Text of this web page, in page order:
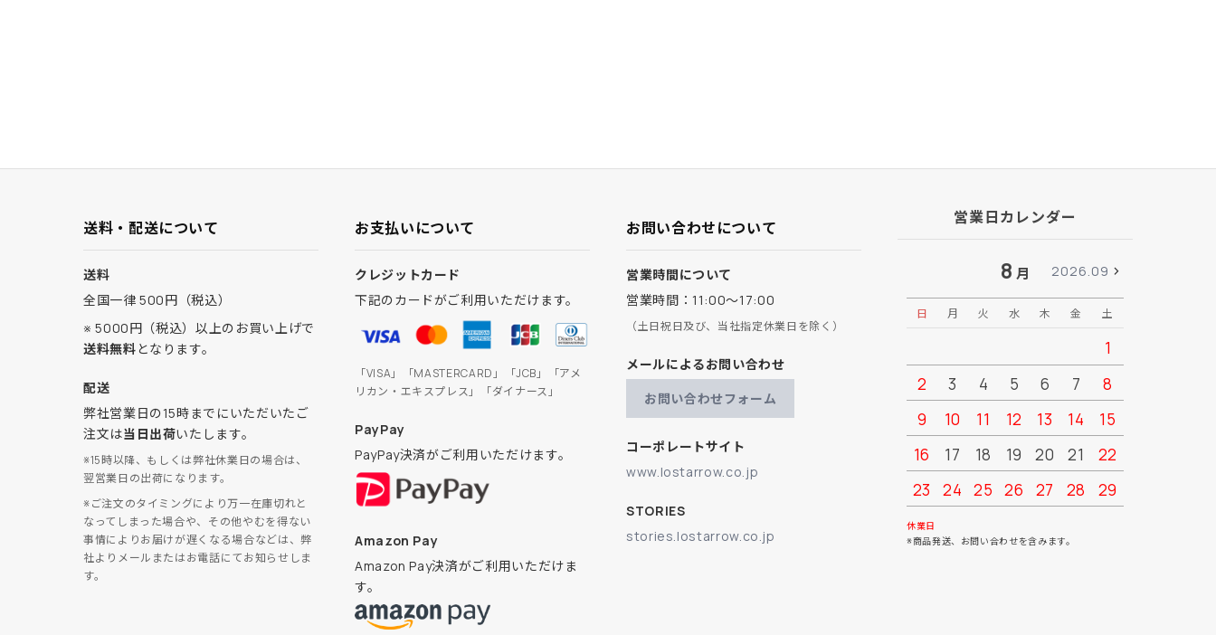
送料・配送について
送料
全国一律 500円（税込）
※ 5000円（税込）以上のお買い上げで
送料無料となります。
配送
弊社営業日の15時までにいただいたご
注文は当日出荷いたします。
※15時以降、もしくは弊社休業日の場合は、
翌営業日の出荷になります。
※ご注文のタイミングにより万一在庫切れと
なってしまった場合や、その他やむを得ない
事情によりお届けが遅くなる場合などは、弊
社よりメールまたはお電話にてお知らせしま
す。
お支払いについて
クレジットカード
下記のカードがご利用いただけます。
「VISA」「MASTERCARD」「JCB」「アメ
リカン・エキスプレス」「ダイナース」
PayPay
PayPay決済がご利用いただけます。
Amazon Pay
Amazon Pay決済がご利用いただけま
す。
お問い合わせについて
営業時間について
営業時間：11:00～17:00
（土日祝日及び、当社指定休業日を除く）
メールによるお問い合わせ
お問い合わせフォーム
コーポレートサイト
www.lostarrow.co.jp
STORIES
stories.lostarrow.co.jp
営業日カレンダー
8 月 2026.09
日 月 火 水 木 金 土
1
2
3 4 5 6 7
8
9
10 11 12 13 14
15
16
17 18 19 20 21
22
23
24 25 26 27 28
29
30
休業日
※商品発送、お問い合わせを含みます。